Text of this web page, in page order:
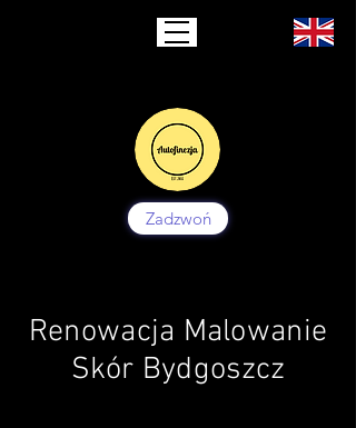
Zadzwoń
Renowacja Malowanie
Skór Bydgoszcz